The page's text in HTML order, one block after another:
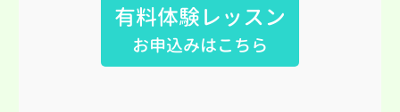
有料体験レッスン
お申込みはこちら